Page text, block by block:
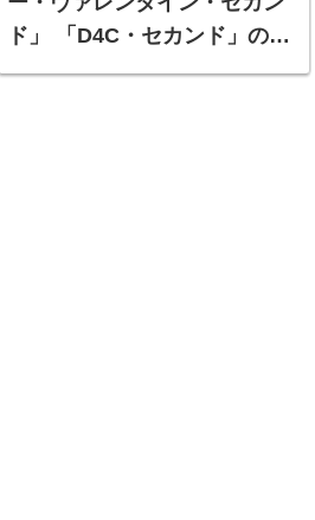
ド」 「D4C・セカンド」のテ
ゴマス公開！『ジョジョの奇